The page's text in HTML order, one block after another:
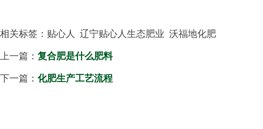
相关标签：贴心人 辽宁贴心人生态肥业 沃福地化肥
上一篇： 复合肥是什么肥料
下一篇： 化肥生产工艺流程